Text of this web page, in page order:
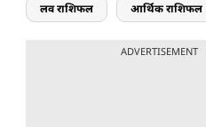
लव राशिफल आर्थिक राशिफल
ADVERTISEMENT